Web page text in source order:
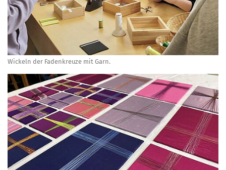
Wickeln der Fadenkreuze mit Garn.